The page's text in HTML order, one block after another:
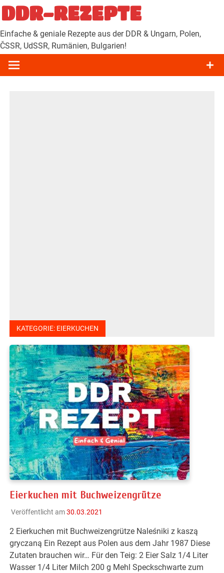
Zum
Inhalt
springen
DDR-REZEPTE
Einfache & geniale Rezepte aus der DDR & Ungarn, Polen,
ČSSR, UdSSR, Rumänien, Bulgarien!
KATEGORIE: EIERKUCHEN
Eierkuchen mit Buchweizengrütze
Veröffentlicht am30.03.2021
2 Eierkuchen mit Buchweizengrütze Naleśniki z kaszą
gryczaną Ein Rezept aus Polen aus dem Jahr 1987 Diese
Zutaten brauchen wir… Für den Teig: 2 Eier Salz 1/4 Liter
Wasser 1/4 Liter Milch 200 g Mehl Speckschwarte zum